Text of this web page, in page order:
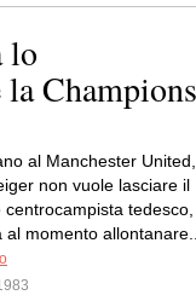
lo
Champions
al Manchester United,
non vuole lasciare il
tedesco,
al momento